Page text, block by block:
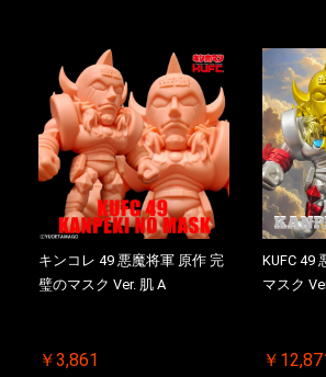
キンコレ 49 悪魔将軍 原作 完
璧のマスク Ver. 肌 A
￥3,861
KUFC 49
マスク
￥